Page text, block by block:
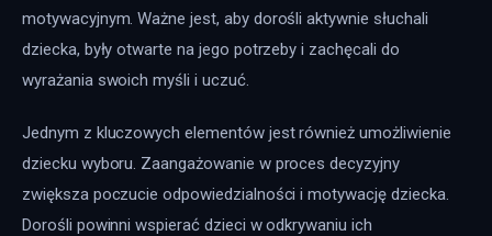
motywacyjnym. Ważne jest, aby dorośli aktywnie słuchali
dziecka, były otwarte na jego potrzeby i zachęcali do
wyrażania swoich myśli i uczuć.
Jednym z kluczowych elementów jest również umożliwienie
dziecku wyboru. Zaangażowanie w proces decyzyjny
zwiększa poczucie odpowiedzialności i motywację dziecka.
Dorośli powinni wspierać dzieci w odkrywaniu ich